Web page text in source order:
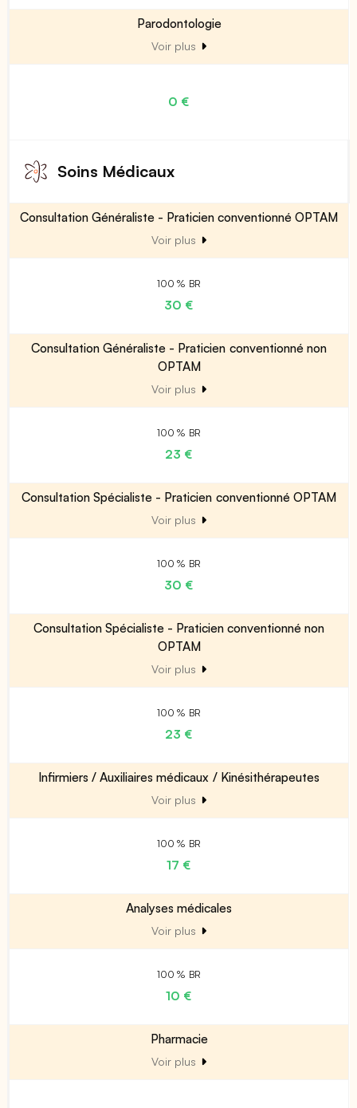
Parodontologie
Voir plus
0 €
Soins Médicaux
Consultation Généraliste - Praticien conventionné OPTAM
Voir plus
100 % BR
30 €
Consultation Généraliste - Praticien conventionné non
OPTAM
Voir plus
100 % BR
23 €
Consultation Spécialiste - Praticien conventionné OPTAM
Voir plus
100 % BR
30 €
Consultation Spécialiste - Praticien conventionné non
OPTAM
Voir plus
100 % BR
23 €
Infirmiers / Auxiliaires médicaux / Kinésithérapeutes
Voir plus
100 % BR
17 €
Analyses médicales
Voir plus
100 % BR
10 €
Pharmacie
Voir plus